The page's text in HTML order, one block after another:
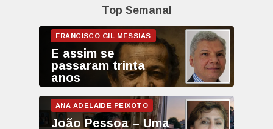
Top Semanal
E assim se
passaram trinta
anos
João Pessoa – Uma